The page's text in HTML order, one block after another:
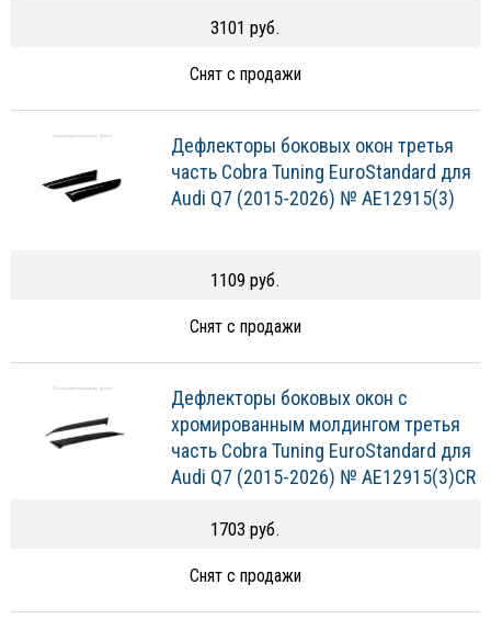
3101 руб.
Снят с продажи
Дефлекторы боковых окон третья
часть Cobra Tuning EuroStandard для
Audi Q7 (2015-2026) № AE12915(3)
1109 руб.
Снят с продажи
Дефлекторы боковых окон с
хромированным молдингом третья
часть Cobra Tuning EuroStandard для
Audi Q7 (2015-2026) № AE12915(3)CR
1703 руб.
Снят с продажи